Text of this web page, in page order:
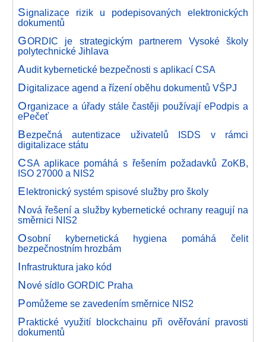
Signalizace rizik u podepisovaných elektronických
dokumentů
GORDIC je strategickým partnerem Vysoké školy
polytechnické Jihlava
Audit kybernetické bezpečnosti s aplikací CSA
Digitalizace agend a řízení oběhu dokumentů VŠPJ
Organizace a úřady stále častěji používají ePodpis a
ePečeť
Bezpečná autentizace uživatelů ISDS v rámci
digitalizace státu
CSA aplikace pomáhá s řešením požadavků ZoKB,
ISO 27000 a NIS2
Elektronický systém spisové služby pro školy
Nová řešení a služby kybernetické ochrany reagují na
směrnici NIS2
Osobní kybernetická hygiena pomáhá čelit
bezpečnostním hrozbám
Infrastruktura jako kód
Nové sídlo GORDIC Praha
Pomůžeme se zavedením směrnice NIS2
Praktické využití blockchainu při ověřování pravosti
dokumentů